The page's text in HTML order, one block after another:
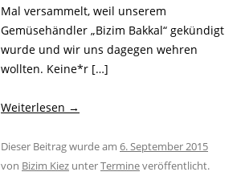
Mal versammelt, weil unserem
Gemüsehändler „Bizim Bakkal“ gekündigt
wurde und wir uns dagegen wehren
wollten. Keine*r […]
Weiterlesen →
Dieser Beitrag wurde am 6. September 2015
von Bizim Kiez unterTermineveröffentlicht.